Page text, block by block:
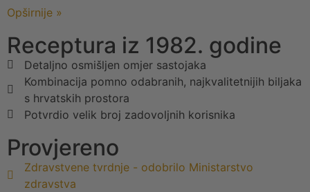
Opširnije »
Receptura iz 1982. godine
Detaljno osmišljen omjer sastojaka
Kombinacija pomno odabranih, najkvalitetnijih biljaka
s hrvatskih prostora
Potvrdio velik broj zadovoljnih korisnika
Provjereno
Zdravstvene tvrdnje - odobrilo Ministarstvo
zdravstva